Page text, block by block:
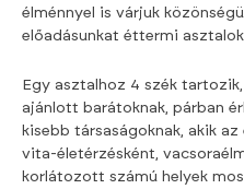
élménnyel is várjuk
előadásunkat éttermi
Egy asztalhoz 4 szék
ajánlott barátoknak, párban
kisebb társaságoknak, akik
vita-életérzésként,
korlátozott számú helyek